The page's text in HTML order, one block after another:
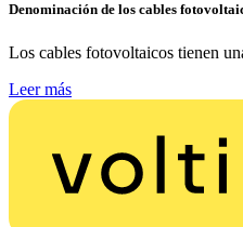
Denominación de los cables
Los cables fotovoltaicos tienen
Leer más